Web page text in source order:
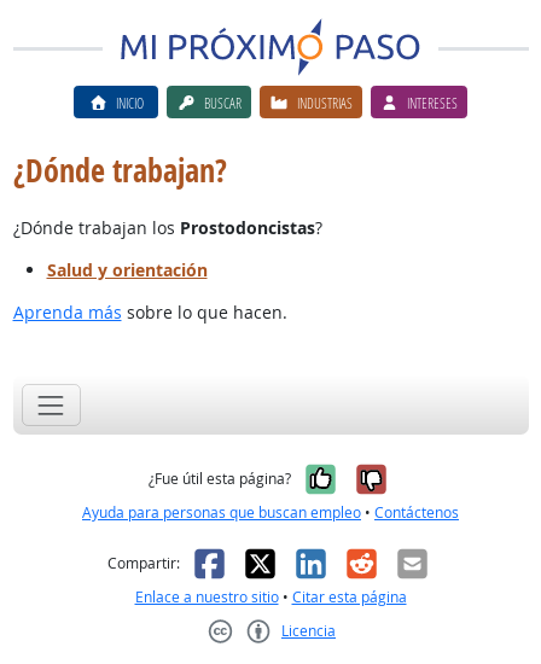
INICIO BUSCAR INDUSTRIAS INTERESES
¿Dónde trabajan?
¿Dónde trabajan los Prostodoncistas?
Salud y orientación
Aprenda más sobre lo que hacen.
¿Fue útil esta página? Sí, fue útil
No, no fue
Ayuda para personas que buscan empleo • Contáctenos
Compartir: Facebook
X LinkedIn
RedditCorreo
Enlace a nuestro sitio• Citar esta página
Licencia